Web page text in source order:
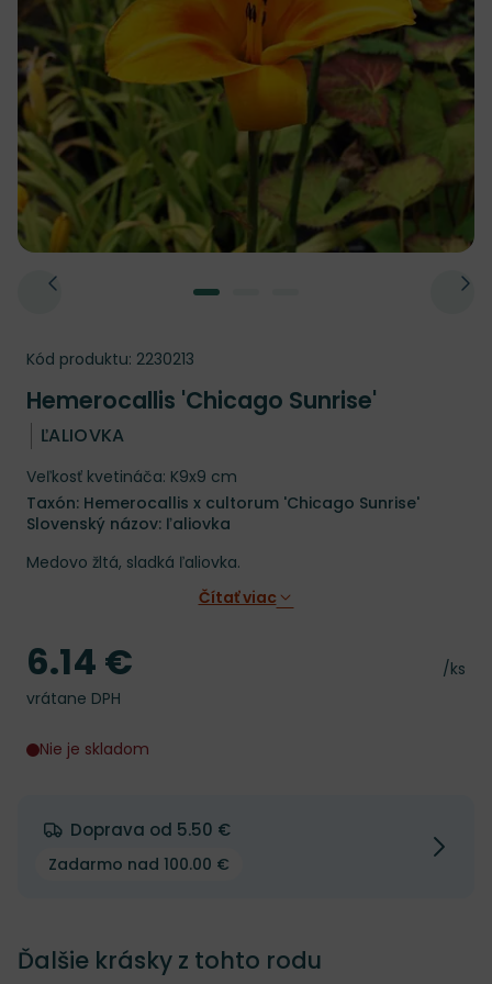
Kód produktu: 2230213
Hemerocallis 'Chicago Sunrise'
ĽALIOVKA
Veľkosť kvetináča: K9x9 cm
Taxón: Hemerocallis x cultorum 'Chicago Sunrise'
Slovenský názov: ľaliovka
Medovo žltá, sladká ľaliovka.
Čítať viac
Cena
/ks
Cena
6.14 €
vrátane DPH
Nie je skladom
Doprava od 5.50 €
Zadarmo nad 100.00 €
Ďalšie krásky z tohto rodu